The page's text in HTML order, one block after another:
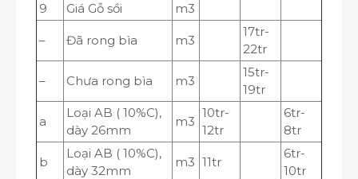
9 Giá Gỗ sồi m3
– Đã rong bìa m3
17tr-
22tr
– Chưa rong bìa m3
15tr-
19tr
a
Loại AB ( 10%C),
dày 26mm
m3
10tr-
12tr
6tr-
8tr
b
Loại AB ( 10%C),
dày 32mm
m3 11tr
6tr-
10tr